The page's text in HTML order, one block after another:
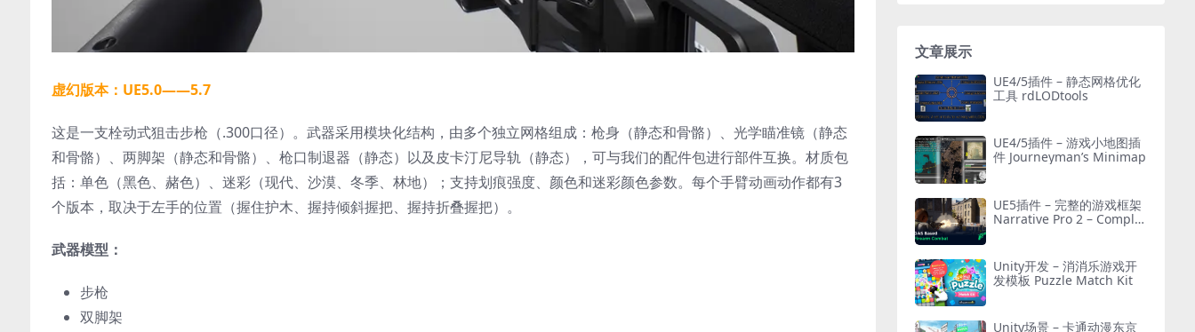
虚幻版本：UE5.0——5.7
这是一支栓动式狙击步枪（.300口径）。武器采用模块化结构，由多个独立网格组成：枪身（静态和骨骼）、光学瞄准镜（静态
和骨骼）、两脚架（静态和骨骼）、枪口制退器（静态）以及皮卡汀尼导轨（静态），可与我们的配件包进行部件互换。材质包
括：单色（黑色、赭色）、迷彩（现代、沙漠、冬季、林地）；支持划痕强度、颜色和迷彩颜色参数。每个手臂动画动作都有3
个版本，取决于左手的位置（握住护木、握持倾斜握把、握持折叠握把）。
武器模型：
步枪
双脚架
文章展示
UE4/5插件 – 静态网格优化
工具 rdLODtools
UE4/5插件 – 游戏小地图插
件 Journeyman’s Minimap
UE5插件 – 完整的游戏框架
Narrative Pro 2 – Complet
Unity开发 – 消消乐游戏开
发模板 Puzzle Match Kit
Unity场景 – 卡通动漫东京